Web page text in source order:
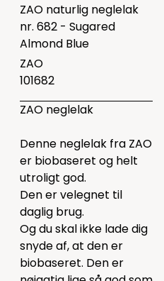
ZAO naturlig neglelak
nr. 682 - Sugared
Almond Blue
ZAO
101682
ZAO neglelak
Denne neglelak fra ZAO
er biobaseret og helt
utroligt god.
Den er velegnet til
daglig brug.
Og du skal ikke lade dig
snyde af, at den er
biobaseret. Den er